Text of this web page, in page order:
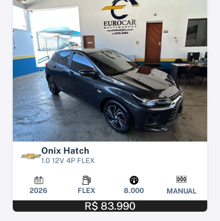
Onix Hatch
1.0 12V 4P FLEX
2026 FLEX 8.000 MANUAL
R$ 83.990